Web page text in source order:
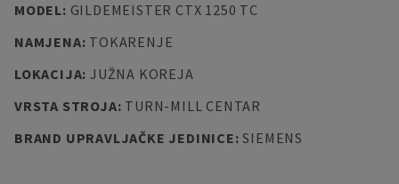
MODEL: GILDEMEISTER CTX 1250 TC
NAMJENA: TOKARENJE
LOKACIJA: JUŽNA KOREJA
VRSTA STROJA: TURN-MILL CENTAR
BRAND UPRAVLJAČKE JEDINICE:SIEMENS